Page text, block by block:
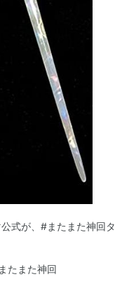
式が、#またまた神回タ
またまた神回